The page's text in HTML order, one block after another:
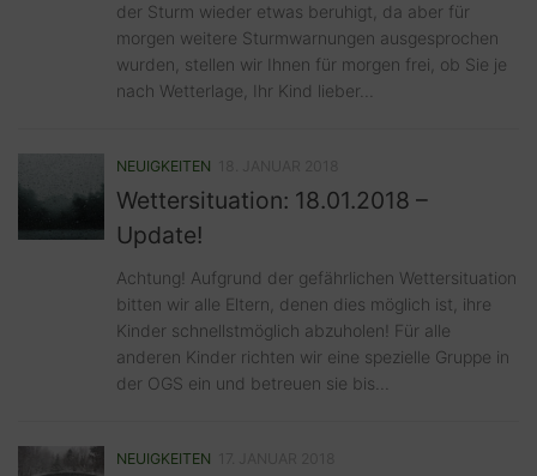
der Sturm wieder etwas beruhigt, da aber für
morgen weitere Sturmwarnungen ausgesprochen
wurden, stellen wir Ihnen für morgen frei, ob Sie je
nach Wetterlage, Ihr Kind lieber...
NEUIGKEITEN
Wettersituation: 18.01.2018 –
Update!
Achtung! Aufgrund der gefährlichen Wettersituation
bitten wir alle Eltern, denen dies möglich ist, ihre
Kinder schnellstmöglich abzuholen! Für alle
anderen Kinder richten wir eine spezielle Gruppe in
der OGS ein und betreuen sie bis...
NEUIGKEITEN